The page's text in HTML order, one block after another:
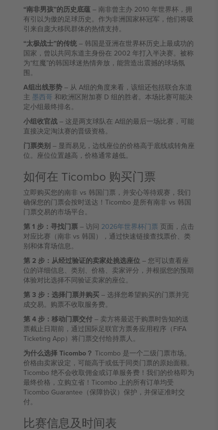
“南非男孩”的历史底蕴 – 南非曾主办 2010 年世界杯，拥
有引以为傲的足球历史。作为非洲国家杯冠军，他们将吸
引来自庞大移民群体的热情支持。
“太极战士”的传统 – 韩国是亚洲在世界杯历史上最成功的
国家，曾以共同东道主身份在 2002 年打入半决赛。被称
为“红魔”的韩国球迷热情奔放，能营造出震撼的球场氛
围。
A组出线形势 – 从 A组的角度来看，该组还包括联合东道
主 墨西哥 和欧洲区附加赛 D 组的胜者。本场比赛可能决
定小组最终排名。
小组收官战 – 这是两支球队在 A组的最后一场比赛，可能
直接决定淘汰赛的晋级资格。
门票类别 – 显而易见，边线座位的价格高于底线或转角座
位。座位位置越高，价格通常越低。
如何在 Ticombo 购买门票
立即购买您的南非 vs 韩国门票，并安心等待观赛，我们
确保您的门票会按时送达！Ticombo 是所有南非 vs 韩国
门票交易的市场平台。
第 1 步：寻找门票 – 访问 2026年世界杯门票 页面，点击
对应比赛（南非 vs 韩国），通过快速链接查找票价、类
别和体育场信息。
第 2 步：从经过验证的卖家处挑选座位 – 您可以查看座
位的详细信息、类别、价格、卖家评分，并根据您的预期
体验对比选择不同验证卖家的座位。
第 3 步：选择门票并购买 – 选择您希望购买的门票并完
成交易。购票不收取服务费。
第 4 步：移动门票交付 – 卖方将最迟于购票时告知的送
票截止日期前，通过国际足联官方票务应用程序（FIFA
Ticketing App）将门票交付给持票人。
为什么选择 Ticombo？ Ticombo 是一个二级门票市场。
价格由卖家设定，可能高于或低于同类门票的原始面额。
Ticombo 绝不会收取佣金或订单服务费！我们的价格即为
最终价格，立购立省！Ticombo 上的所有订单均受
Ticombo Guarantee（保障协议）保护，并保证准时交
付。
比赛信息及时间表